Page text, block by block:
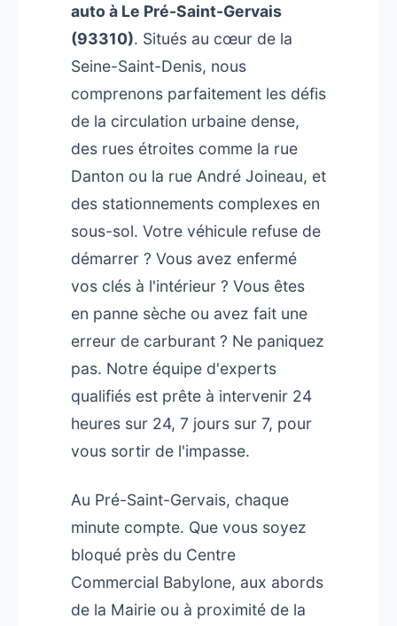
auto à Le Pré-Saint-Gervais
(93310). Situés au cœur de la
Seine-Saint-Denis, nous
comprenons parfaitement les défis
de la circulation urbaine dense,
des rues étroites comme la rue
Danton ou la rue André Joineau, et
des stationnements complexes en
sous-sol. Votre véhicule refuse de
démarrer ? Vous avez enfermé
vos clés à l'intérieur ? Vous êtes
en panne sèche ou avez fait une
erreur de carburant ? Ne paniquez
pas. Notre équipe d'experts
qualifiés est prête à intervenir 24
heures sur 24, 7 jours sur 7, pour
vous sortir de l'impasse.
Au Pré-Saint-Gervais, chaque
minute compte. Que vous soyez
bloqué près du Centre
Commercial Babylone, aux abords
de la Mairie ou à proximité de la